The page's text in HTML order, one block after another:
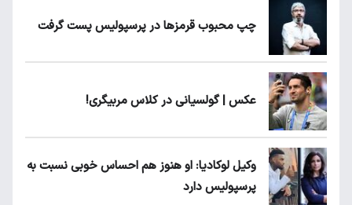
چپ محبوب قرمزها در پرسپولیس پست گرفت
عکس | گولسیانی در کلاس مربیگری!
وکیل لوکادیا: او هنوز هم احساس خوبی نسبت به
پرسپولیس دارد